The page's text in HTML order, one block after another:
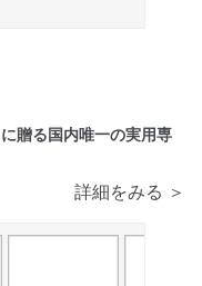
贈る国内唯一の実用専
詳細をみる ＞